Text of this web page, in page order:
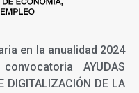
en la anualidad 2024
AYUDAS
DIGITALIZACIÓN DE LA